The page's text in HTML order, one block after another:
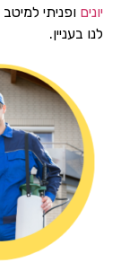
יונים ופניתי למיטב
לנו בעניין.